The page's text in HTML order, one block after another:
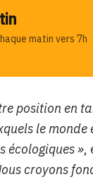
matin vers 7h
position en
le
écologiques »,
croyons